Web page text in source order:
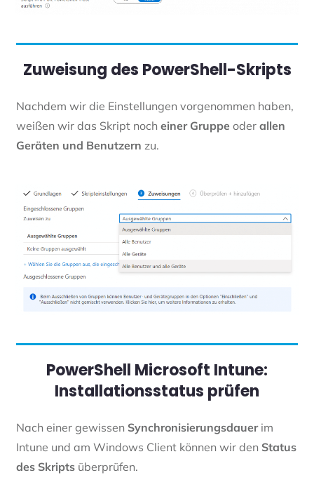
Zuweisung des PowerShell-Skripts
Nachdem wir die Einstellungen vorgenommen haben,
weißen wir das Skript noch einer Gruppe oder allen
Geräten und Benutzern zu.
PowerShell Microsoft Intune:
Installationsstatus prüfen
Nach einer gewissen Synchronisierungsdauer im
Intune und am Windows Client können wir den Status
des Skripts überprüfen.